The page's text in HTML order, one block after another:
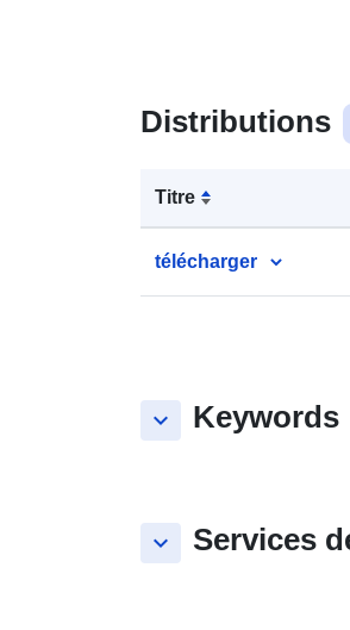
Distributions
Titre
télécharger
keyboard_arrow_down Keywords
keyboard_arrow_down Services